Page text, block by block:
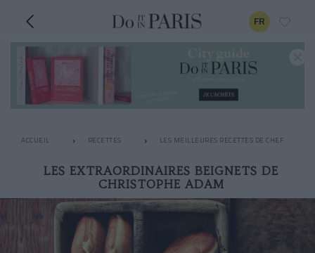
FR
ACCUEIL RECETTES LES MEILLEURES RECETTES DE CHEF
LES EXTRAORDINAIRES BEIGNETS DE
CHRISTOPHE ADAM